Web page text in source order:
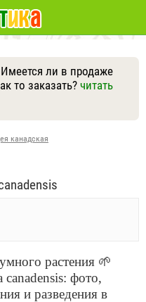
Имеется ли в продаже
то заказать? читать
Задать вопрос
канадская
растения 🌱
canadensis: фото,
и разведения в